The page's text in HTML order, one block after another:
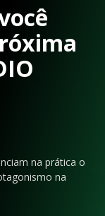
na prática o
na